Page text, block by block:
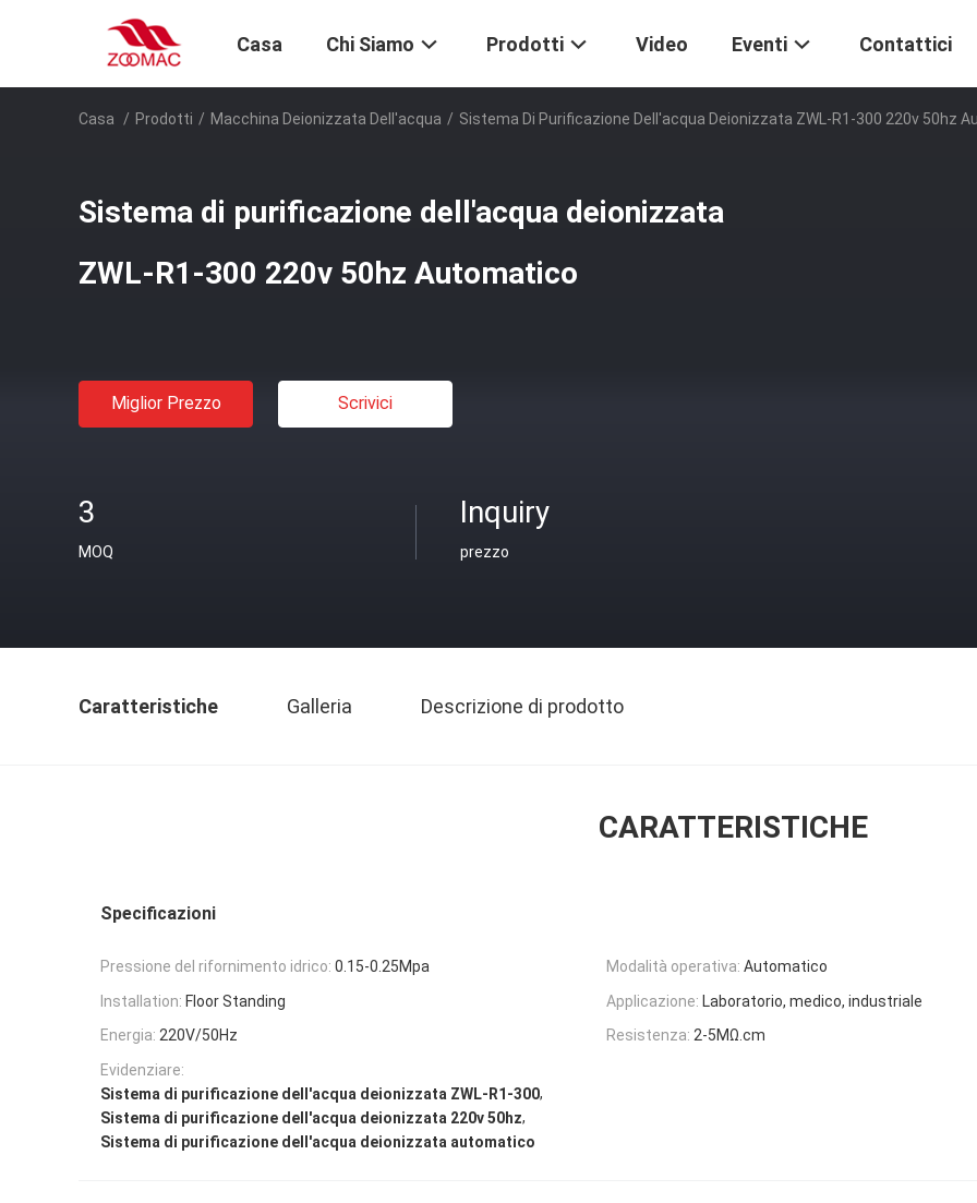
Casa Chi Siamo Prodotti Video Eventi Contattici
Casa / Prodotti / Macchina Deionizzata Dell'acqua / Sistema Di Purificazione Dell'acqua Deionizzata ZWL-R1-300 220v 50hz
Sistema di purificazione dell'acqua deionizzata
ZWL-R1-300 220v 50hz Automatico
Miglior Prezzo Scrivici
3
MOQ
Inquiry
prezzo
Caratteristiche Galleria Descrizione di prodotto
CARATTERISTICHE
Specificazioni
Pressione del rifornimento idrico: 0.15-0.25Mpa Modalità operativa: Automatico
Installation: Floor Standing Applicazione: Laboratorio, medico, industriale
Energia: 220V/50Hz Resistenza: 2-5MΩ.cm
Evidenziare:
Sistema di purificazione dell'acqua deionizzata ZWL-R1-300,
Sistema di purificazione dell'acqua deionizzata 220v 50hz,
Sistema di purificazione dell'acqua deionizzata automatico